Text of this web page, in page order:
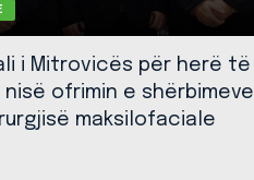
i Mitrovicës për herë të
nisë ofrimin e shërbimeve
maksilofaciale